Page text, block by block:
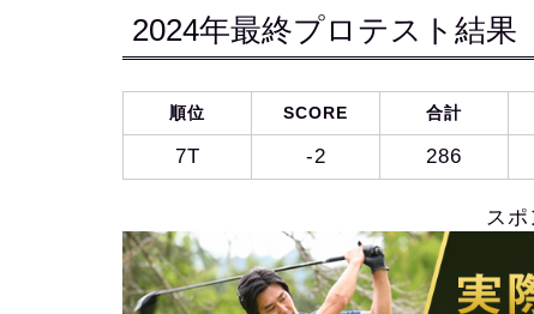
2024年最終プロテスト結果
順位 SCORE 合計
7T -2 286
ス